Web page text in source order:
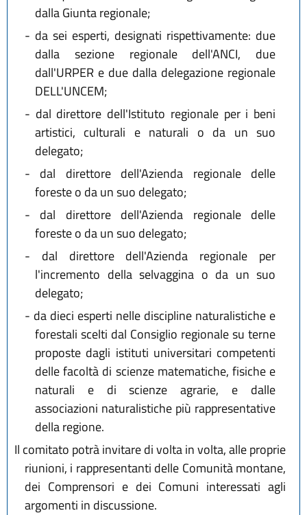
dalla Giunta regionale;
- da sei esperti, designati rispettivamente: due
dalla sezione regionale dell'ANCI, due
dall'URPER e due dalla delegazione regionale
DELL'UNCEM;
- dal direttore dell'Istituto regionale per i beni
artistici, culturali e naturali o da un suo
delegato;
- dal direttore dell'Azienda regionale delle
foreste o da un suo delegato;
- dal direttore dell'Azienda regionale delle
foreste o da un suo delegato;
- dal direttore dell'Azienda regionale per
l'incremento della selvaggina o da un suo
delegato;
- da dieci esperti nelle discipline naturalistiche e
forestali scelti dal Consiglio regionale su terne
proposte dagli istituti universitari competenti
delle facoltà di scienze matematiche, fisiche e
naturali e di scienze agrarie, e dalle
associazioni naturalistiche più rappresentative
della regione.
Il comitato potrà invitare di volta in volta, alle proprie
riunioni, i rappresentanti delle Comunità montane,
dei Comprensori e dei Comuni interessati agli
argomenti in discussione.